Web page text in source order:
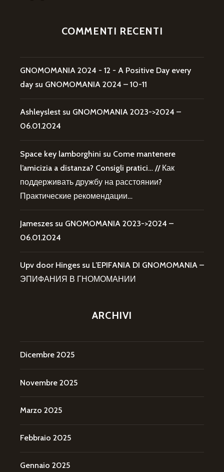
COMMENTI RECENTI
GNOMOMANIA 2024 - 12 - A Positive Day every
day su GNOMOMANIA 2024 – 10-11
Ashleyslest su GNOMOMANIA 2023->2024 –
06.01.2024
Space key lamborghini su Come mantenere
l’amicizia a distanza? Consigli pratici… // Как
поддерживать дружбу на расстоянии?
Практические рекомендации…
Jameszes su GNOMOMANIA 2023->2024 –
06.01.2024
Upv door Hinges su L’EPIFANIA DI GNOMOMANIA –
ЭПИФАНИЯ В ГНОМОМАНИИ
ARCHIVI
Dicembre 2025
Novembre 2025
Marzo 2025
Febbraio 2025
Gennaio 2025